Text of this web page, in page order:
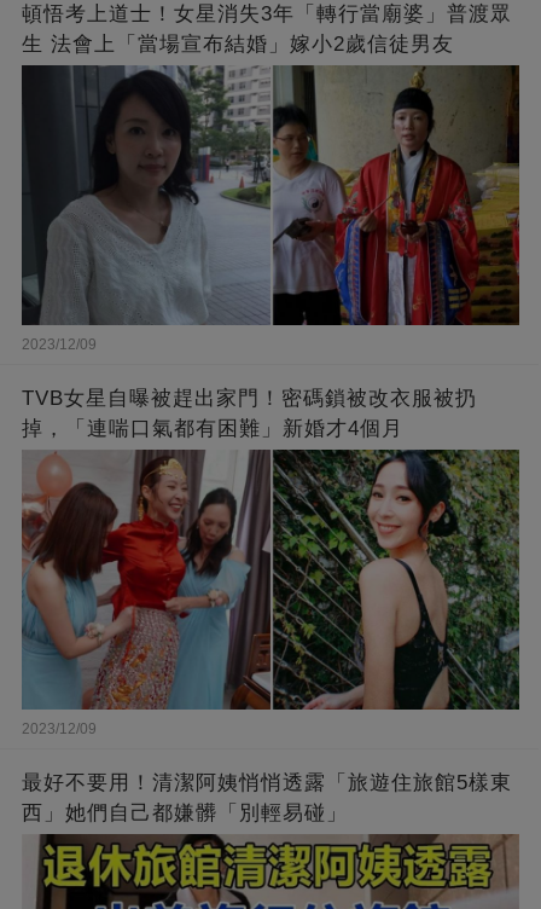
頓悟考上道士！女星消失3年「轉行當廟婆」普渡眾
生 法會上「當場宣布結婚」嫁小2歲信徒男友
2023/12/09
TVB女星自曝被趕出家門！密碼鎖被改衣服被扔
掉，「連喘口氣都有困難」新婚才4個月
2023/12/09
最好不要用！清潔阿姨悄悄透露「旅遊住旅館5樣東
西」她們自己都嫌髒「別輕易碰」